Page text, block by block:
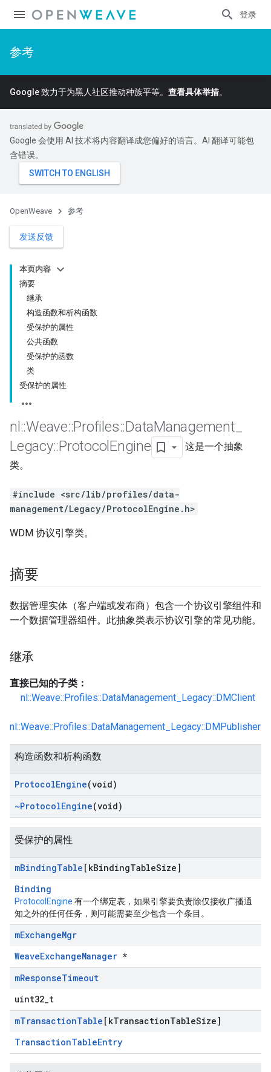
登录
参考
Google 致力于为黑人社区推动种族平等。 查看具体举措。
Google 会使用 AI 技术将内容翻译成您偏好的语言。AI 翻译可能包
含错误。
OpenWeave 参考
发送反馈
本页内容
摘要
继承
构造函数和析构函数
受保护的属性
公共函数
受保护的函数
类
受保护的属性
nl ::Weave::Profiles::DataManagement
Legacy::Protocol Engine
这是一个抽象
类。
#include <src/lib/profiles/data-
management/Legacy/ProtocolEngine.h>
WDM 协议引擎类。
摘要
数据管理实体（客户端或发布商）包含一个协议引擎组件和
一个数据管理器组件。此抽象类表示协议引擎的常见功能。
继承
直接已知的子类：
nl::Weave::Profiles::DataManagement_Legacy::DMClient
nl::Weave::Profiles::DataManagement_Legacy::DMPublisher
构造函数和析构函数
ProtocolEngine(void)
~ProtocolEngine(void)
受保护的属性
mBindingTable [kBindingTableSize]
Binding
ProtocolEngine 有一个绑定表，如果引擎要负责除仅接收广播通
知之外的任何任务，则可能需要至少包含一个条目。
mExchangeMgr
WeaveExchangeManager *
mResponseTimeout
uint32_t
mTransactionTable [kTransactionTableSize]
TransactionTableEntry